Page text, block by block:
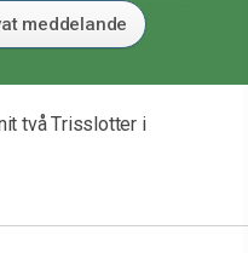
meddelande
två Trisslotter i